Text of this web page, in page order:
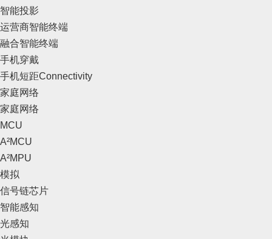
智能投影
运营商智能终端
融合智能终端
手机穿戴
手机短距Connectivity
家庭网络
家庭网络
MCU
A²MCU
A²MPU
模拟
信号链芯片
智能感知
光感知